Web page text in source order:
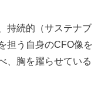
持続的（サステナブ
担う自身のCFO像を
、胸を躍らせている